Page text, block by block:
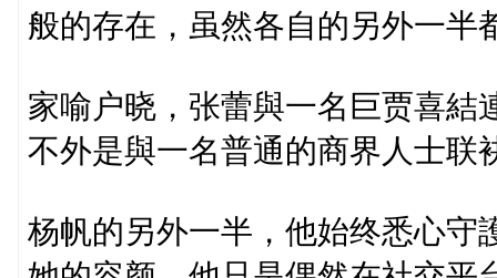
般的存在，虽然各自的另外一半
家喻户晓，张蕾與一名巨贾喜結
不外是與一名普通的商界人士联
杨帆的另外一半，他始终悉心守